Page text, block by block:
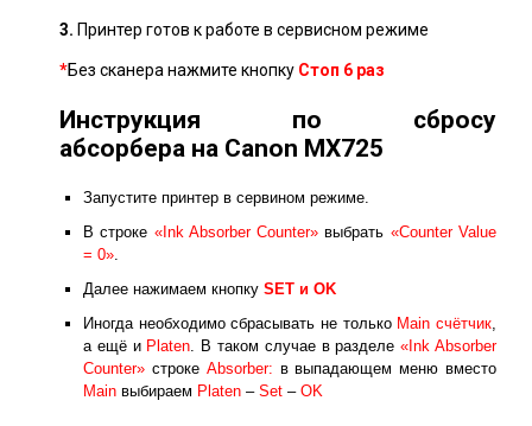
3. Принтер готов к работе в сервисном режиме
*Без сканера нажмите кнопку Стоп 6 раз
Инструкция по сбросу
абсорбера на Canon MX725
Запустите принтер в сервином режиме.
В строке «Ink Absorber Counter» выбрать «Counter Value
= 0».
Далее нажимаем кнопку SET и ОK
Иногда необходимо сбрасывать не только Main счётчик,
а ещё и Platen. В таком случае в разделе«Ink Absorber
Counter» строке Absorber: в выпадающем меню вместо
Main выбираем Platen – Set – OK